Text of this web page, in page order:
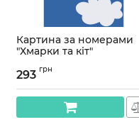
Картина за номерами
"Хмарки та кіт"
AC 30х40 смк
Артикул:11709-AC
293 грн